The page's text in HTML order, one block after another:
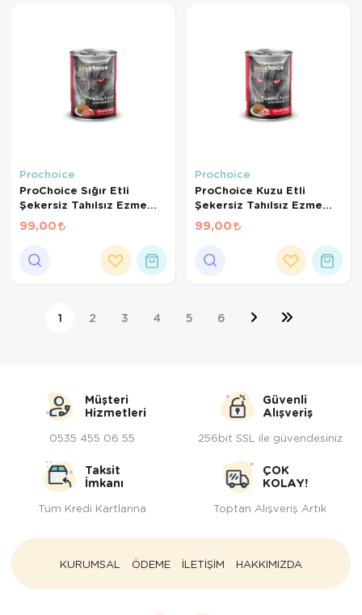
Prochoice
ProChoice Sığır Etli
Şekersiz Tahılsız Ezme
Yetişkin Kedi Konservesi
400 Gr
99,00
Prochoice
ProChoice Kuzu Etli
Şekersiz Tahılsız Ezme
Yetişkin Kedi Konservesi
400 Gr
99,00
1 2 3 4 5 6
Müşteri
Hizmetleri
0535 455 06 55
Güvenli
Alışveriş
256bit SSL ile güvendesiniz
Taksit
İmkanı
Tüm Kredi Kartlarına
ÇOK
KOLAY!
Toptan Alışveriş Artık
KURUMSAL ÖDEME İLETİŞİM HAKKIMIZDA